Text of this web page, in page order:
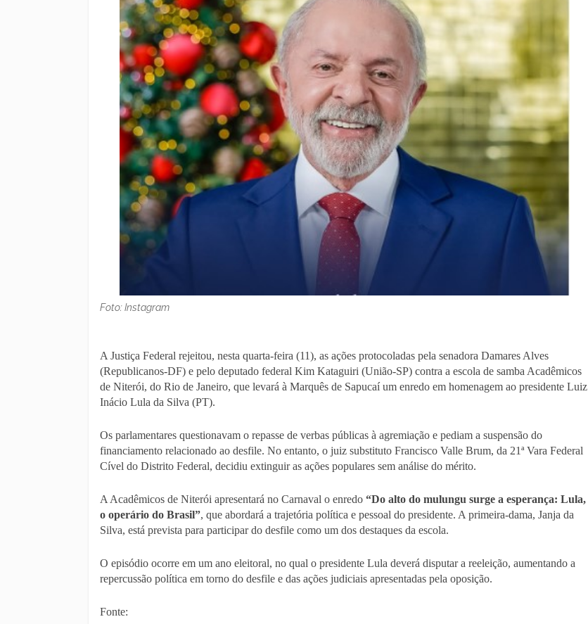
Foto: Instagram
A Justiça Federal rejeitou, nesta quarta-feira (11), as ações protocoladas pela senadora Damares Alves
(Republicanos-DF) e pelo deputado federal Kim Kataguiri (União-SP) contra a escola de samba Acadêmicos
de Niterói, do Rio de Janeiro, que levará à Marquês de Sapucaí um enredo em homenagem ao presidente Luiz
Inácio Lula da Silva (PT).
Os parlamentares questionavam o repasse de verbas públicas à agremiação e pediam a suspensão do
financiamento relacionado ao desfile. No entanto, o juiz substituto Francisco Valle Brum, da 21ª Vara Federal
Cível do Distrito Federal, decidiu extinguir as ações populares sem análise do mérito.
A Acadêmicos de Niterói apresentará no Carnaval o enredo “Do alto do mulungu surge a esperança: Lula,
o operário do Brasil”, que abordará a trajetória política e pessoal do presidente. A primeira-dama, Janja da
Silva, está prevista para participar do desfile como um dos destaques da escola.
O episódio ocorre em um ano eleitoral, no qual o presidente Lula deverá disputar a reeleição, aumentando a
repercussão política em torno do desfile e das ações judiciais apresentadas pela oposição.
Fonte: